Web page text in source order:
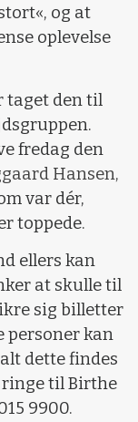
og at
oplevelse
taget den til
fredag den
Hansen,
var dér,
toppede.
ellers kan
at skulle til
sig billetter
personer kan
dette findes
ringe til Birthe
9900.